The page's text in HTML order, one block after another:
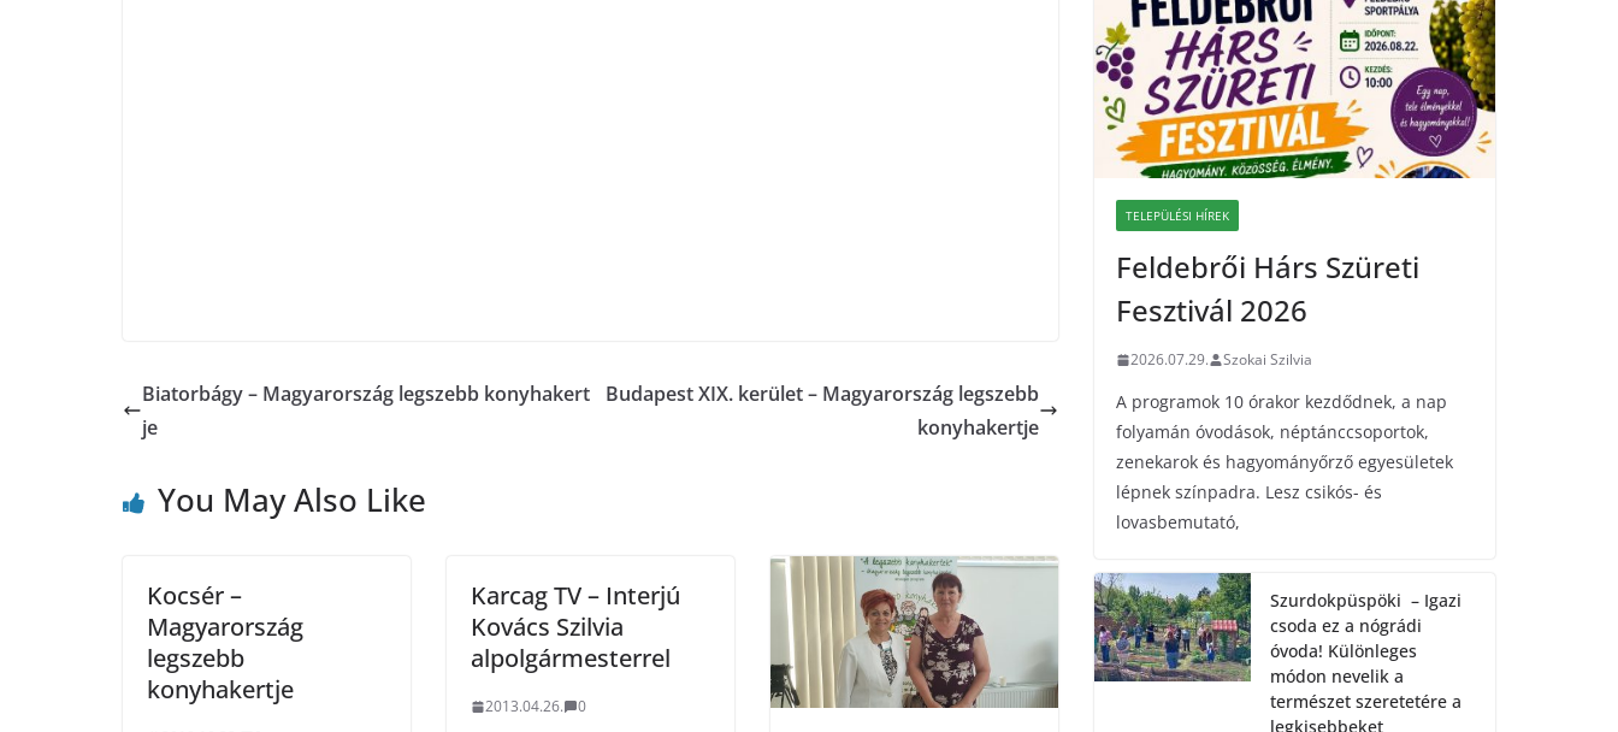
Biatorbágy – Magyarország legszebb konyhakert
je
Budapest XIX. kerület – Magyarország legszebb
konyhakertje
You May Also Like
Kocsér –
Magyarország
legszebb
konyhakertje
Karcag TV – Interjú
Kovács Szilvia
alpolgármesterrel
2013.04.26. 0
TELEPÜLÉSI HÍREK
Feldebrői Hárs Szüreti
Fesztivál 2026
2026.07.29. Szokai Szilvia
A programok 10 órakor kezdődnek, a nap
folyamán óvodások, néptánccsoportok,
zenekarok és hagyományőrző egyesületek
lépnek színpadra. Lesz csikós- és
lovasbemutató,
Szurdokpüspöki – Igazi
csoda ez a nógrádi
óvoda! Különleges
módon nevelik a
természet szeretetére a
legkisebbeket